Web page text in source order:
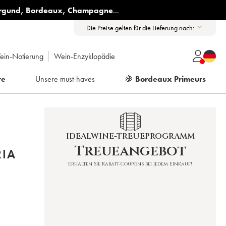
, Bordeaux, Champagne...
Die Preise gelten für die Lieferung nach:
Notierung Wein-Enzyklopädie
Unsere must-haves 🍇 Bordeaux Primeurs
IDEALWINE-TREUEPROGRAMM
Treueangebot
Erhalten Sie Rabatt-Coupons bei jedem Einkauf!